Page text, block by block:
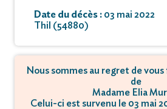
Date du décès : 03 mai 2022
Thil (54880)
Nous sommes au regret de
de
Madame Elia
Celui-ci est survenu le 03 mai